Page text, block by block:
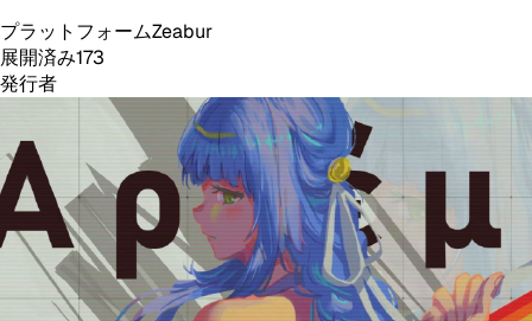
プラットフォームZeabur
展開済み173
発行者